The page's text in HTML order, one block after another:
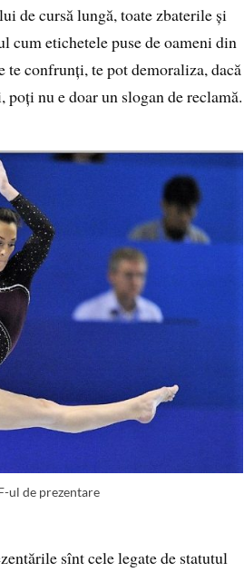
de cursă lungă, toate zbaterile și
cum etichetele puse de oameni din
te confrunți, te pot demoraliza, dacă
nu e doar un slogan de reclamă.
ul de prezentare
sînt cele legate de statutul